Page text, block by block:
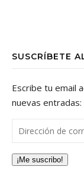
SUSCRÍBETE
Escribe tu email
nuevas entradas:
Dirección de
¡Me suscribo!